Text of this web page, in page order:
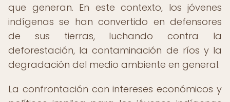
que generan. En este contexto, los jóvenes
indígenas se han convertido en defensores
de sus tierras, luchando contra la
deforestación, la contaminación de ríos y la
degradación del medio ambiente en general.
La confrontación con intereses económicos y